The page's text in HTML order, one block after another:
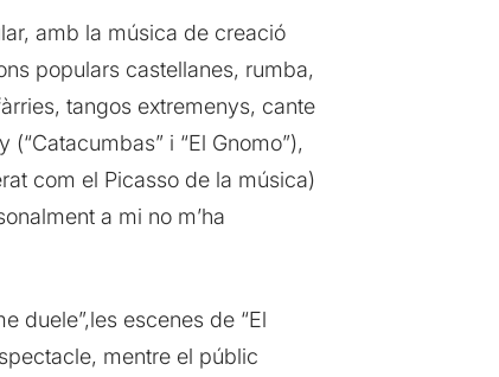
amb la música de creació
populars castellanes, rumba,
tangos extremenys, cante
i “El Gnomo”),
com el Picasso de la música)
a mi no m’ha
duele”,les escenes de “El
mentre el públic